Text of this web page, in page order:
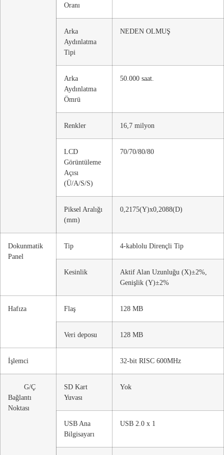
Oranı
Arka
Aydınlatma
Tipi
NEDEN OLMUŞ
Arka
Aydınlatma
Ömrü
50.000 saat.
Renkler 16,7 milyon
LCD
Görüntüleme
Açısı
(Ü/A/S/S)
70/70/80/80
Piksel Aralığı
(mm)
0,2175(Y)x0,2088(D)
Dokunmatik
Panel
Tip 4-kablolu Dirençli Tip
Kesinlik
Aktif Alan Uzunluğu (X)±2%,
Genişlik (Y)±2%
Hafıza Flaş 128 MB
Veri deposu 128 MB
İşlemci 32-bit RISC 600MHz
G/Ç
Bağlantı
Noktası
SD Kart
Yuvası
Yok
USB Ana
Bilgisayarı
USB 2.0 x 1